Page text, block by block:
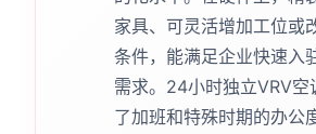
家具、可灵活增加工位或
条件，能满足企业快速入
需求。24小时独立VRV空
了加班和特殊时期的办公